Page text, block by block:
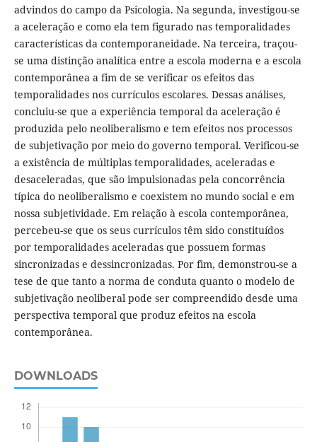
advindos do campo da Psicologia. Na segunda, investigou-se
a aceleração e como ela tem figurado nas temporalidades
características da contemporaneidade. Na terceira, traçou-
se uma distinção analítica entre a escola moderna e a escola
contemporânea a fim de se verificar os efeitos das
temporalidades nos currículos escolares. Dessas análises,
concluiu-se que a experiência temporal da aceleração é
produzida pelo neoliberalismo e tem efeitos nos processos
de subjetivação por meio do governo temporal. Verificou-se
a existência de múltiplas temporalidades, aceleradas e
desaceleradas, que são impulsionadas pela concorrência
típica do neoliberalismo e coexistem no mundo social e em
nossa subjetividade. Em relação à escola contemporânea,
percebeu-se que os seus currículos têm sido constituídos
por temporalidades aceleradas que possuem formas
sincronizadas e dessincronizadas. Por fim, demonstrou-se a
tese de que tanto a norma de conduta quanto o modelo de
subjetivação neoliberal pode ser compreendido desde uma
perspectiva temporal que produz efeitos na escola
contemporânea.
DOWNLOADS